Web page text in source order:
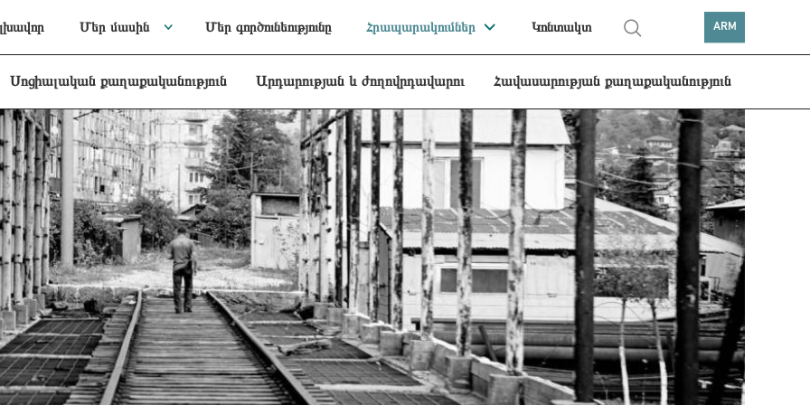
Մեր մասին Մեր գործունեությունը Հրապարակումներ Կոնտակտ ARM
Սոցիալական քաղաքականություն Արդարության և ժողովրդավարու Հավասարության քաղաքականություն